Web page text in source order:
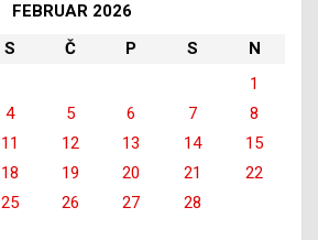
FEBRUAR 2026
S Č P S
N
1
4 5 6 7
8
11 12 13 14
15
18 19 20 21
22
25 26 27
28